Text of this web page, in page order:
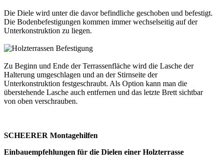
Die Diele wird unter die davor befindliche geschoben und befestigt.
Die Bodenbefestigungen kommen immer wechselseitig auf der
Unterkonstruktion zu liegen.
Zu Beginn und Ende der Terrassenfläche wird die Lasche der
Halterung umgeschlagen und an der Stirnseite der
Unterkonstruktion festgeschraubt. Als Option kann man die
überstehende Lasche auch entfernen und das letzte Brett sichtbar
von oben verschrauben.
SCHEERER Montagehilfen
Einbauempfehlungen für die Dielen einer Holzterrasse